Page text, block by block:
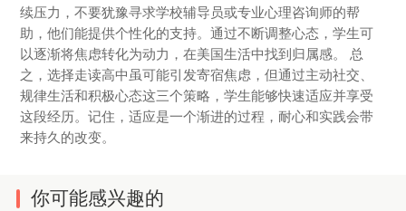
续压力，不要犹豫寻求学校辅导员或专业心理咨询师的帮
助，他们能提供个性化的支持。通过不断调整心态，学生可
以逐渐将焦虑转化为动力，在美国生活中找到归属感。 总
之，选择走读高中虽可能引发寄宿焦虑，但通过主动社交、
规律生活和积极心态这三个策略，学生能够快速适应并享受
这段经历。记住，适应是一个渐进的过程，耐心和实践会带
来持久的改变。
你可能感兴趣的